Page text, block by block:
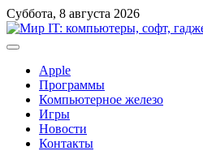
Перейти
к
содержимому
Суббота, 8 августа 2026
Apple
Программы
Компьютерное железо
Игры
Новости
Контакты